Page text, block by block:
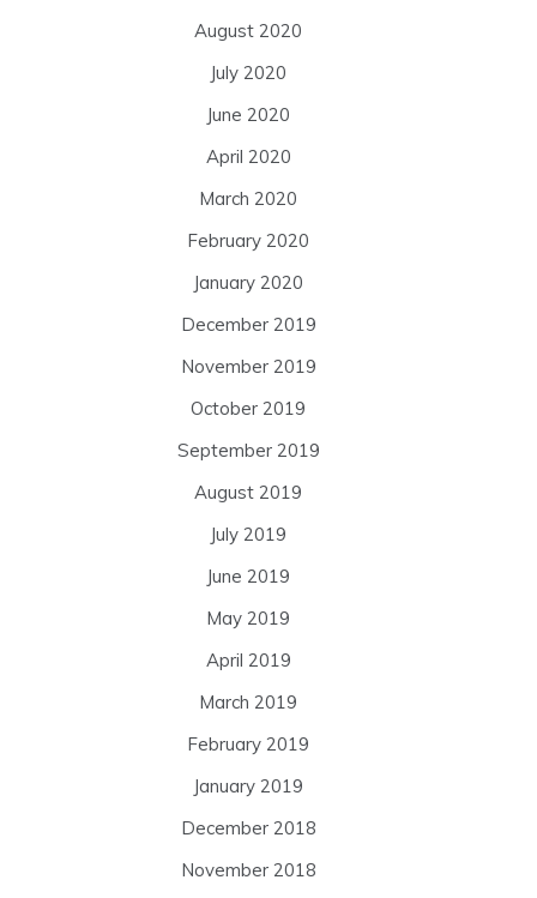
August 2020
July 2020
June 2020
April 2020
March 2020
February 2020
January 2020
December 2019
November 2019
October 2019
September 2019
August 2019
July 2019
June 2019
May 2019
April 2019
March 2019
February 2019
January 2019
December 2018
November 2018